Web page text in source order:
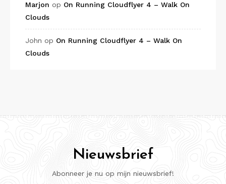
Marjon op On Running Cloudflyer 4 – Walk On
Clouds
John op On Running Cloudflyer 4 – Walk On
Clouds
Nieuwsbrief
Abonneer je nu op mijn nieuwsbrief!